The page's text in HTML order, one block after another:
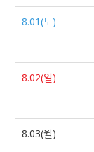
8.01(토)
8.02(일)
8.03(월)